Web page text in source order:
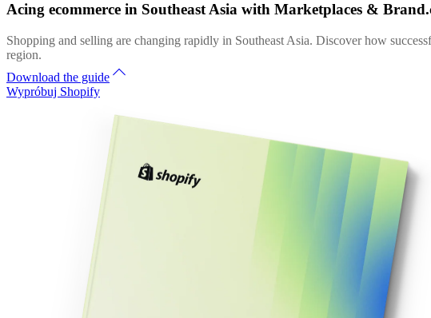
Acing ecommerce in Southeast Asia with Marketplaces &
Shopping and selling are changing rapidly in Southeast Asia. Discover how
region.
Download the guide
Wypróbuj Shopify